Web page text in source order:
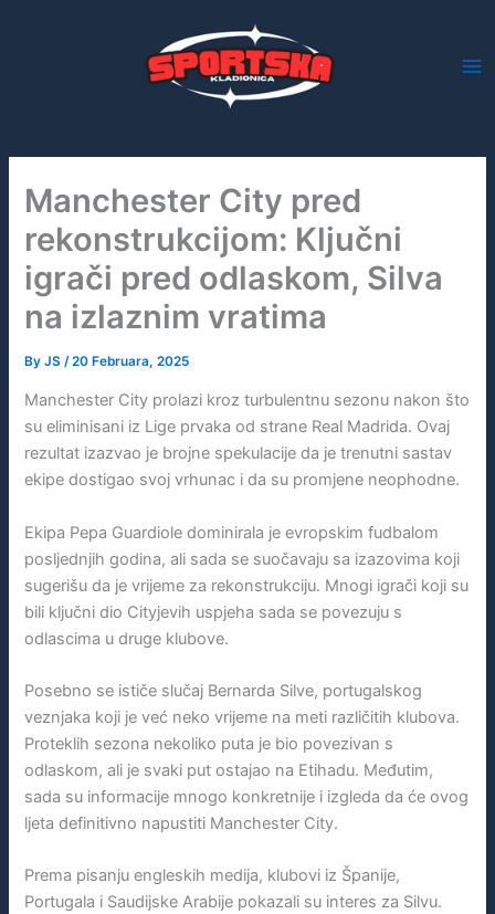
Manchester City pred
rekonstrukcijom: Ključni
igrači pred odlaskom, Silva
na izlaznim vratima
ByJS /20 Februara, 2025
Manchester City prolazi kroz turbulentnu sezonu nakon što
su eliminisani iz Lige prvaka od strane Real Madrida. Ovaj
rezultat izazvao je brojne spekulacije da je trenutni sastav
ekipe dostigao svoj vrhunac i da su promjene neophodne.
Ekipa Pepa Guardiole dominirala je evropskim fudbalom
posljednjih godina, ali sada se suočavaju sa izazovima koji
sugerišu da je vrijeme za rekonstrukciju. Mnogi igrači koji su
bili ključni dio Cityjevih uspjeha sada se povezuju s
odlascima u druge klubove.
Posebno se ističe slučaj Bernarda Silve, portugalskog
veznjaka koji je već neko vrijeme na meti različitih klubova.
Proteklih sezona nekoliko puta je bio povezivan s
odlaskom, ali je svaki put ostajao na Etihadu. Međutim,
sada su informacije mnogo konkretnije i izgleda da će ovog
ljeta definitivno napustiti Manchester City.
Prema pisanju engleskih medija, klubovi iz Španije,
Portugala i Saudijske Arabije pokazali su interes za Silvu.